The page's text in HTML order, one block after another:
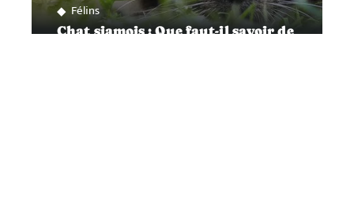
Félins
Chat siamois : Que faut-il savoir de